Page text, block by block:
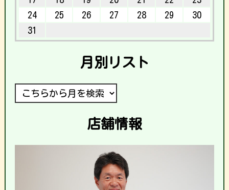
24
25 26 27 28 29
30
31
月別リスト
店舗情報